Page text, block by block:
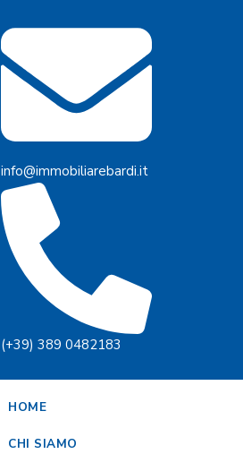
info@immobiliarebardi.it
(+39) 389 0482183
HOME
CHI SIAMO